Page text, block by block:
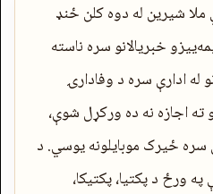
ملا شیرین له دوه کلن ځنډ
خبریالانو سره ناسته
له ادارې سره د وفادارۍ
ته اجازه نه ده ورکړل شوې،
ځیرک موبایلونه یوسي. د
ورځ د پکتیا، پکتیکا،